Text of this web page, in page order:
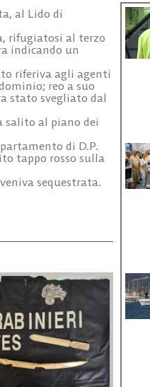
al Lido di
rifugiatosi al terzo
indicando un
riferiva agli agenti
reo a suo
stato svegliato dal
salito al piano dei
di D.P.
tappo rosso sulla
sequestrata.